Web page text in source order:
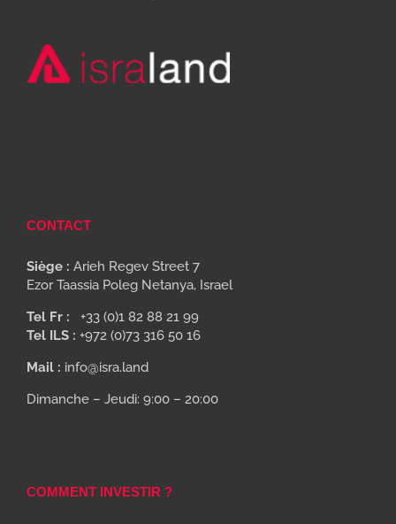
CONTACT
Siège : Arieh Regev Street 7
Ezor Taassia Poleg Netanya, Israel
Tel Fr : +33 (0)1 82 88 21 99
Tel ILS : +972 (0)73 316 50 16
Mail : info@isra.land
Dimanche – Jeudi: 9:00 – 20:00
COMMENT INVESTIR ?